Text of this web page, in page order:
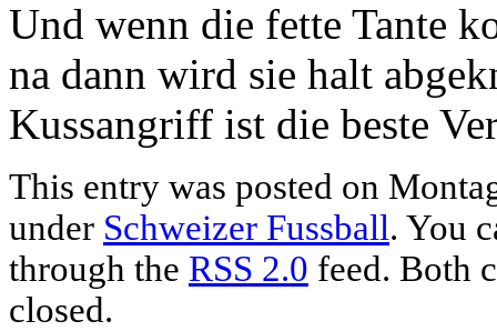
Und wenn die fette Tante
na dann wird sie halt
Kussangriff ist die beste
This entry was posted on
under Schweizer Fussball. You
through the RSS 2.0 feed. Both
closed.